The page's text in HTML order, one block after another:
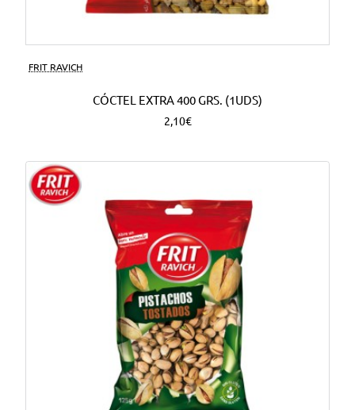
FRIT RAVICH
CÓCTEL EXTRA 400 GRS. (1UDS)
2,10€